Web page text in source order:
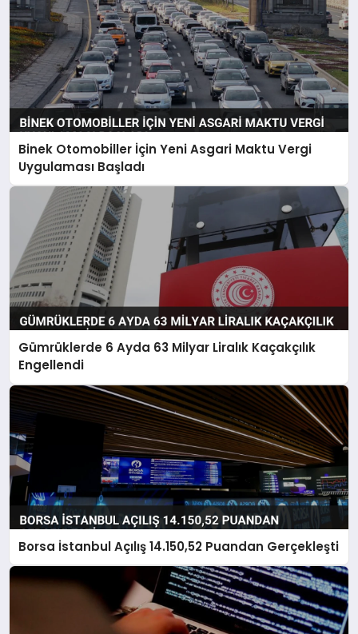
Binek Otomobiller İçin Yeni Asgari Maktu Vergi
Uygulaması Başladı
Gümrüklerde 6 Ayda 63 Milyar Liralık Kaçakçılık
Engellendi
Borsa İstanbul Açılış 14.150,52 Puandan Gerçekleşti